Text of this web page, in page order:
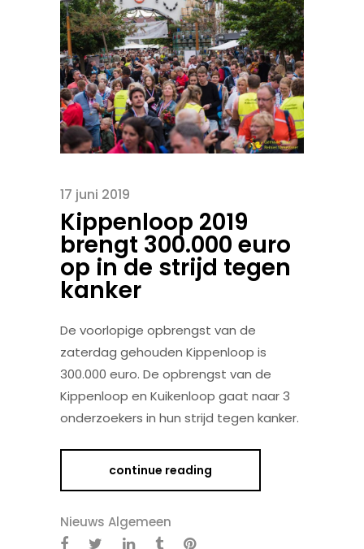
17 juni 2019
Kippenloop 2019
brengt 300.000 euro
op in de strijd tegen
kanker
De voorlopige opbrengst van de
zaterdag gehouden Kippenloop is
300.000 euro. De opbrengst van de
Kippenloop en Kuikenloop gaat naar 3
onderzoekers in hun strijd tegen kanker.
continue reading
Nieuws Algemeen